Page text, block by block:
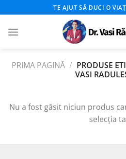
to
content
TE AJUT SĂ DUCI O
PRIMA PAGINĂ / PRODUSE
VASI
Nu a fost găsit niciun produs
selecția